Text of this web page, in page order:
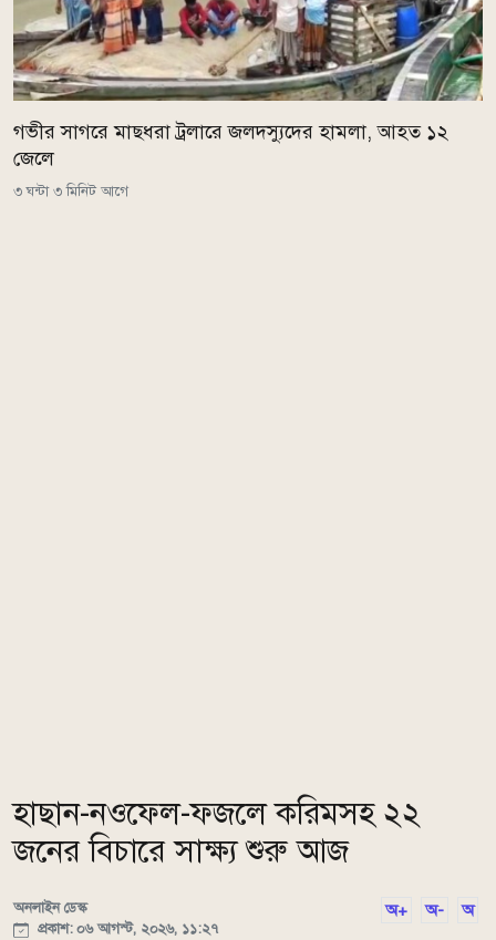
গভীর সাগরে মাছধরা ট্রলারে জলদস্যুদের হামলা, আহত ১২
জেলে
৩ ঘন্টা ৩ মিনিট আগে
হাছান-নওফেল-ফজলে করিমসহ ২২
জনের বিচারে সাক্ষ্য শুরু আজ
অনলাইন ডেস্ক
প্রকাশ: ০৬ আগস্ট, ২০২৬, ১১:২৭
অ+ অ- অ